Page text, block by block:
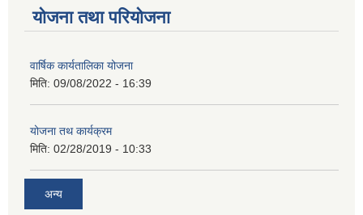
योजना तथा परियोजना
वार्षिक कार्यतालिका योजना
मिति: 09/08/2022 - 16:39
योजना तथ कार्यक्रम
मिति: 02/28/2019 - 10:33
अन्य